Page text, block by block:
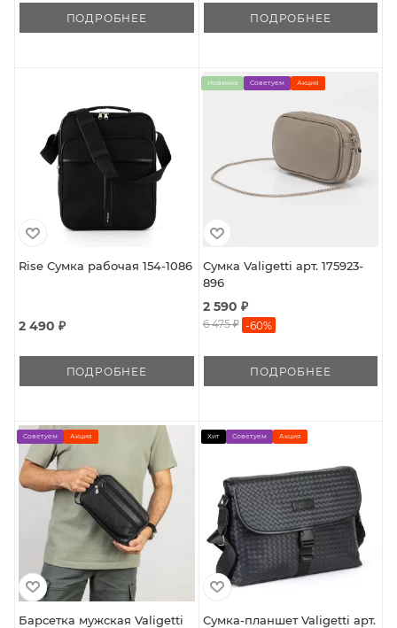
ПОДРОБНЕЕ ПОДРОБНЕЕ
Rise Сумка рабочая 154-1086
2 490 ₽
ПОДРОБНЕЕ
Новинка Советуем Акция
Сумка Valigetti арт. 175923-
896
2 590 ₽
6 475 ₽ -60%
ПОДРОБНЕЕ
Советуем Акция
Барсетка мужская Valigetti
Хит Советуем Акция
Сумка-планшет Valigetti арт.